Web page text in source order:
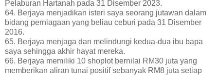
Pelaburan Hartanah pada 31 Disember 2023.
64. Berjaya menjadikan isteri saya seorang jutawan dalam
bidang perniagaan yang beliau ceburi pada 31 Disember
2016.
65. Berjaya menjaga dan melindungi kedua-dua ibu bapa
saya sehingga akhir hayat mereka.
66. Berjaya memiliki 10 shoplot bernilai RM30 juta yang
memberikan aliran tunai positif sebanyak RM8 juta setiap